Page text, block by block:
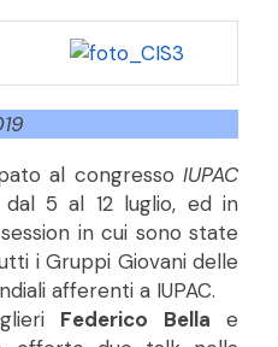
al congresso IUPAC
5 al 12 luglio, ed in
in cui sono state
i Gruppi Giovani delle
afferenti a IUPAC.
Federico Bella e